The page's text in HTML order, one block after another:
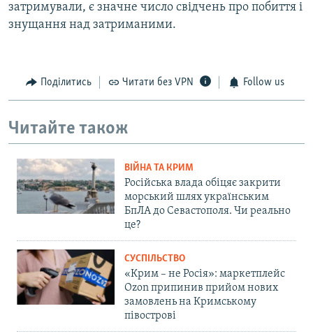
затримували, є значне число свідчень про побиття і
знущання над затриманими.
Поділитись Читати без VPN Follow us
Читайте також
ВІЙНА ТА КРИМ
Російська влада обіцяє закрити
морський шлях українським
БпЛА до Севастополя. Чи реально
це?
СУСПІЛЬСТВО
«Крим – не Росія»: маркетплейс
Ozon припинив прийом нових
замовлень на Кримському
півострові